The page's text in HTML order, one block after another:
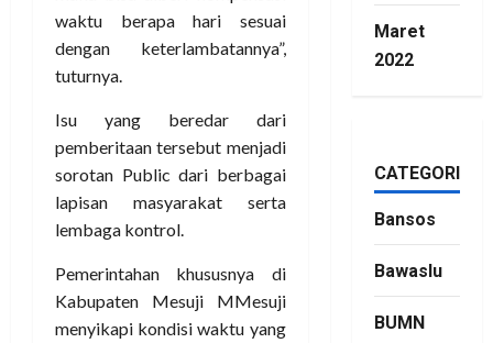
waktu berapa hari sesuai
dengan keterlambatannya”,
tuturnya.
Isu yang beredar dari
pemberitaan tersebut menjadi
sorotan Public dari berbagai
lapisan masyarakat serta
lembaga kontrol.
Pemerintahan khususnya di
Kabupaten Mesuji MMesuji
menyikapi kondisi waktu yang
Maret
2022
CATEGORIES
Bansos
Bawaslu
BUMN